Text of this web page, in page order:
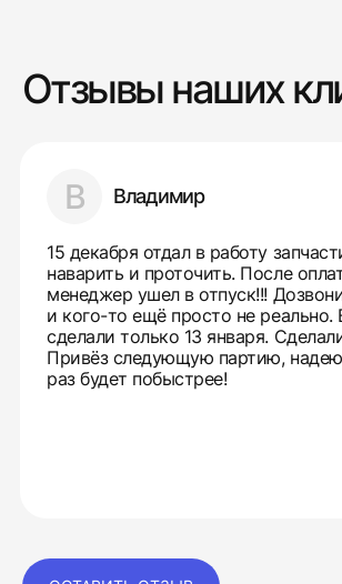
Отзывы наших
В Владимир
15 декабря отдал в работу
наварить и проточить. После
менеджер ушел в отпуск!!!
и кого-то ещё просто не реально.
сделали только 13 января.
Привёз следующую партию,
раз будет побыстрее!